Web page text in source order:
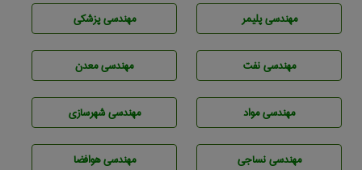
مهندسی پليمر مهندسی پزشکی
مهندسی نفت مهندسی معدن
مهندسی مواد مهندسی شهرسازی
مهندسي نساجی مهندسی هوافضا